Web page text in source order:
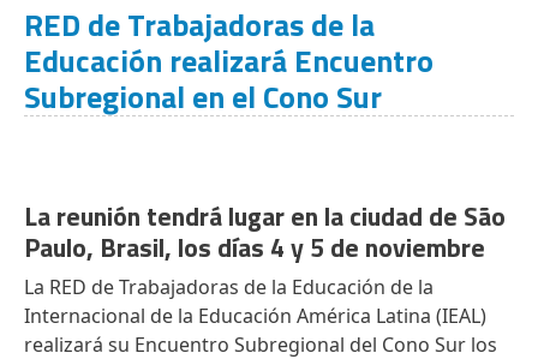
RED de Trabajadoras de la
Educación realizará Encuentro
Subregional en el Cono Sur
La reunión tendrá lugar en la ciudad de São
Paulo, Brasil, los días 4 y 5 de noviembre
La RED de Trabajadoras de la Educación de la
Internacional de la Educación América Latina (IEAL)
realizará su Encuentro Subregional del Cono Sur los